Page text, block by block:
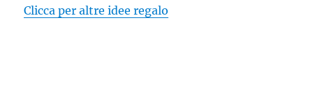
Clicca per altre idee regalo